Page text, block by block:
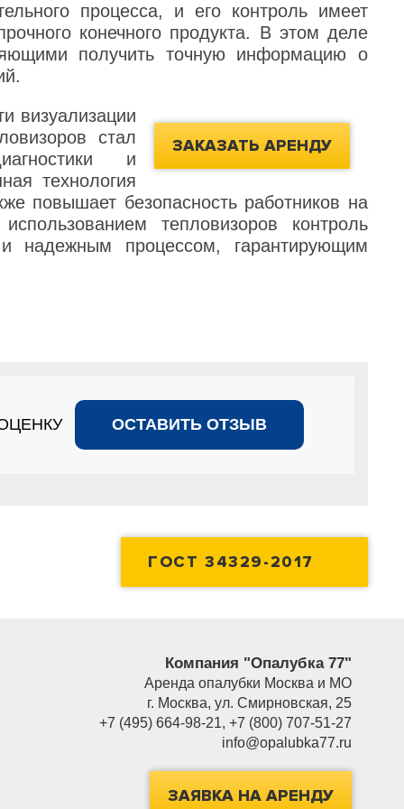
процесса, и его контроль имеет
конечного продукта. В этом деле
получить точную информацию о
ЗАКАЗАТЬ АРЕНДУ
визуализации
стал
и
технология
повышает безопасность работников на
тепловизоров контроль
надежным процессом, гарантирующим
ОСТАВИТЬ ОТЗЫВ
ГОСТ 34329-2017
Компания "Опалубка 77"
Аренда опалубки Москва и МО
г. Москва, ул. Смирновская, 25
+7 (495) 664-98-21, +7 (800) 707-51-27
info@opalubka77.ru
ЗАЯВКА НА АРЕНДУ